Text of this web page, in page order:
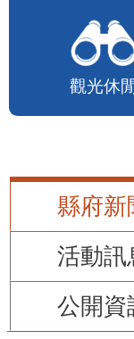
觀光休
縣府新
活動訊
公開資